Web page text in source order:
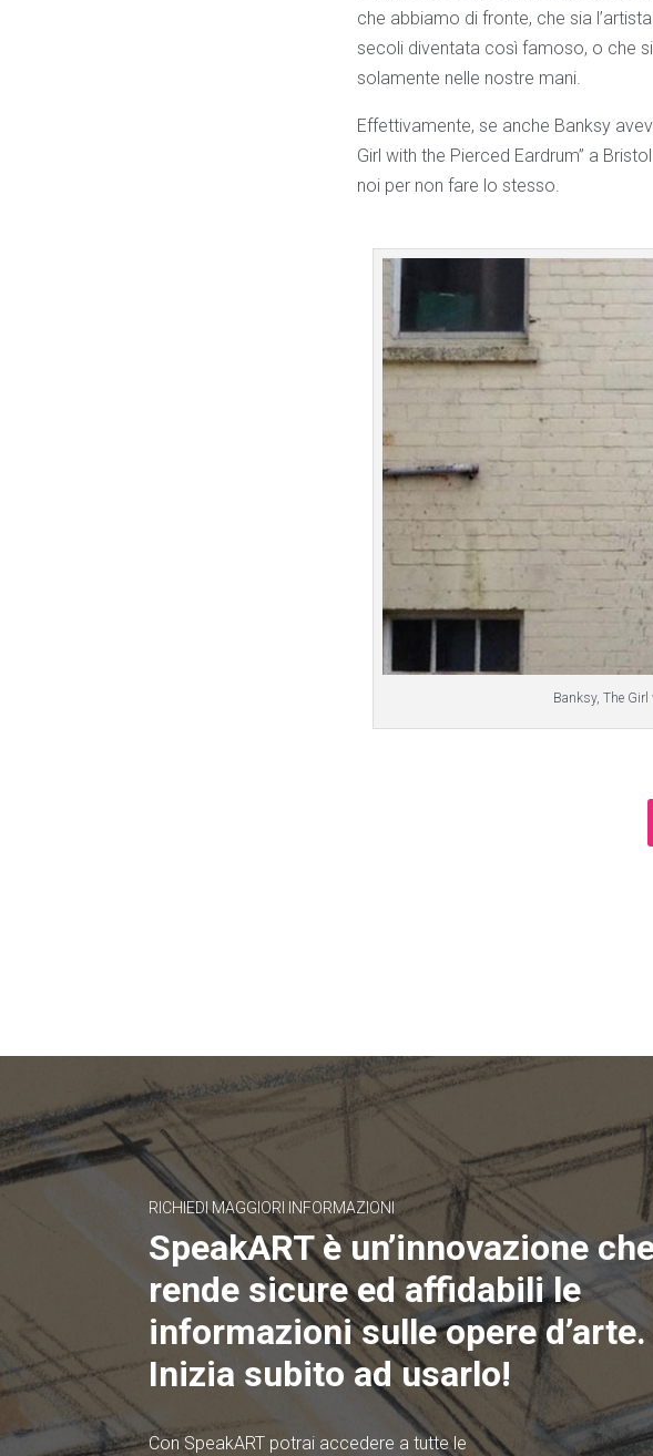
che abbiamo di fronte, che sia
secoli diventata così famoso, o che
solamente nelle nostre mani.
Effettivamente, se anche Banksy
Girl with the Pierced Eardrum” a
noi per non fare lo stesso.
Banksy, The
RICHIEDI MAGGIORI INFORMAZIONI
SpeakART è un’innovazione
rende sicure ed affidabili le
informazioni sulle opere d’arte.
Inizia subito ad usarlo!
Con SpeakART potrai accedere a tutte le